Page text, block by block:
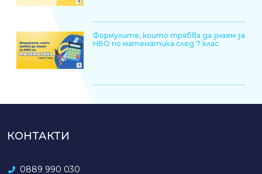
Формулите, които трябва да знаем за
НВО по математика след 7 клас
КОНТАКТИ
0889 990 030